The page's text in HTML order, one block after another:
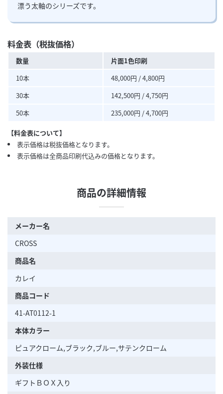
漂う太軸のシリーズです。
料金表（税抜価格）
数量
片面1色印刷
10本
48,000円 / 4,800円
30本
142,500円 / 4,750円
50本
235,000円 / 4,700円
【料金表について】
表示価格は税抜価格となります。
表示価格は全商品印刷代込みの価格となります。
商品の詳細情報
メーカー名
CROSS
商品名
カレイ
商品コード
41-AT0112-1
本体カラー
ピュアクローム,ブラック,ブルー,サテンクローム
外装仕様
ギフトＢＯＸ入り